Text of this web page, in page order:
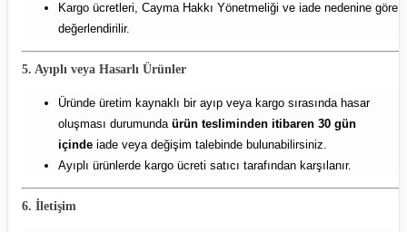
Kargo ücretleri, Cayma Hakkı Yönetmeliği ve iade nedenine göre
değerlendirilir.
5. Ayıplı veya Hasarlı Ürünler
Üründe üretim kaynaklı bir ayıp veya kargo sırasında hasar
oluşması durumunda ürün tesliminden itibaren 30 gün
içinde iade veya değişim talebinde bulunabilirsiniz.
Ayıplı ürünlerde kargo ücreti satıcı tarafından karşılanır.
6. İletişim